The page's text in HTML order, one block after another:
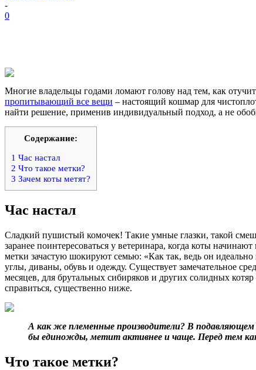
-
0
Многие владельцы годами ломают голову над тем, как
пропитывающий все вещи – настоящий кошмар для
найти решение, применив индивидуальный подход, а не
Содержание:
1 Час настал
2 Что такое метки?
3 Зачем коты метят?
Час настал
Сладкий пушистый комочек! Такие умные глазки, такой
заранее поинтересоваться у ветеринара, когда коты
метки зачастую шокируют семью: «Как так, ведь он
углы, диваны, обувь и одежду. Существует замечательное
месяцев, для брутальных сибиряков и других солидных
справиться, существенно ниже.
А как же племенные производители? В
бы единожды, метит активнее и чаще. Перед тем
Что такое метки?